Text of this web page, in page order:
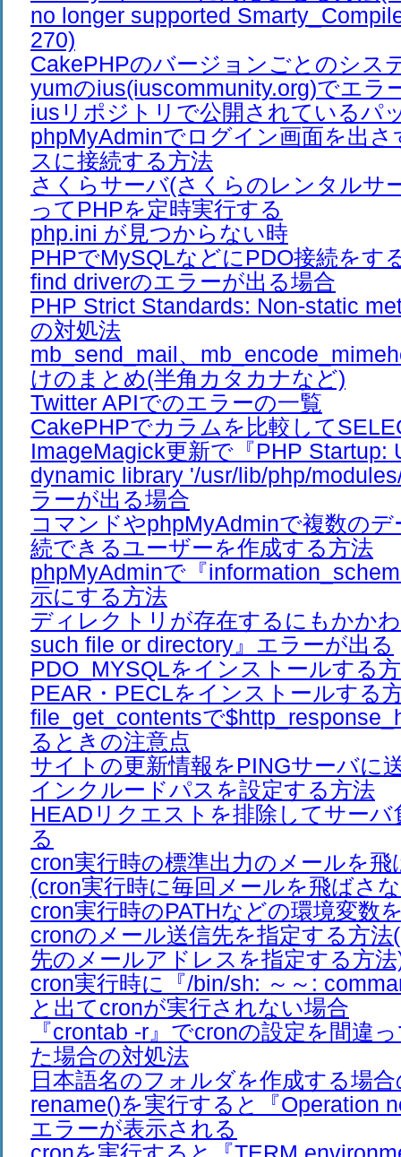
no longer supported
270)
CakePHPのバージョンごとのシス
yumのius(iuscommunity.org)でエラ
iusリポジトリで公開されているパ
phpMyAdminでログイン画面を出
スに接続する方法
さくらサーバ(さくらのレンタルサ
ってPHPを定時実行する
php.ini が見つからない時
PHPでMySQLなどにPDO接続をす
find driverのエラーが出る場合
PHP Strict Standards: Non-static
の対処法
mb_send_mail、
けのまとめ(半角カタカナなど)
Twitter APIでのエラーの一覧
CakePHPでカラムを比較して
ImageMagick更新で『PHP Startup:
dynamic library '/usr/lib/php/
ラーが出る場合
コマンドやphpMyAdminで複数の
続できるユーザーを作成する方法
phpMyAdminで『
示にする方法
ディレクトリが存在するにもかか
such file or directory』エラーが出る
PDO_MYSQLをインストールする
PEAR・PECLをインストールする
file_get_contentsで
るときの注意点
サイトの更新情報をPINGサーバに
インクルードパスを設定する方法
HEADリクエストを排除してサーバ
る
cron実行時の標準出力のメールを
(cron実行時に毎回メールを飛ばさ
cron実行時のPATHなどの環境変数
cronのメール送信先を指定する方
先のメールアドレスを指定する方
cron実行時に『/bin/sh: ～～:
と出てcronが実行されない場合
『crontab -r』でcronの設定を間違
た場合の対処法
日本語名のフォルダを作成する場
rename()を実行すると『Operation
エラーが表示される